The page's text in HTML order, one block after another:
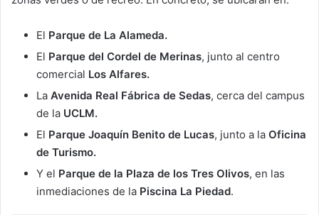
El Parque de La Alameda.
El Parque del Cordel de Merinas, junto al centro
comercial Los Alfares.
La Avenida Real Fábrica de Sedas, cerca del campus
de la UCLM.
El Parque Joaquín Benito de Lucas, junto a la Oficina
de Turismo.
Y el Parque de la Plaza de los Tres Olivos, en las
inmediaciones de la Piscina La Piedad.